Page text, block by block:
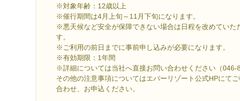
※対象年齢：12歳以上
※催行期間は4月上旬～11月下旬になります。
※悪天候など安全が保障できない場合は日程を改めていた
す。
※ご利用の前日までに事前申し込みが必要になります。
※有効期限：1年間
※詳細については当社へ直接お問い合わせください（046-
その他の注意事項についてはエバーリゾート公式HPにて
合わせ、お申込ください。